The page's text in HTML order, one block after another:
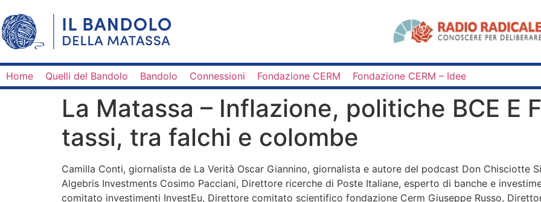
Home Quelli del Bandolo Bandolo Connessioni Fondazione CERM Fondazione CERM – Idee
La Matassa – Inflazione, politiche BCE E
tassi, tra falchi e colombe
Camilla Conti, giornalista de La Verità Oscar Giannino, giornalista e autore del podcast Don Chisciotte
Algebris Investments Cosimo Pacciani, Direttore ricerche di Poste Italiane, esperto di banche e
comitato investimenti InvestEu, Direttore comitato scientifico fondazione Cerm Giuseppe Russo,